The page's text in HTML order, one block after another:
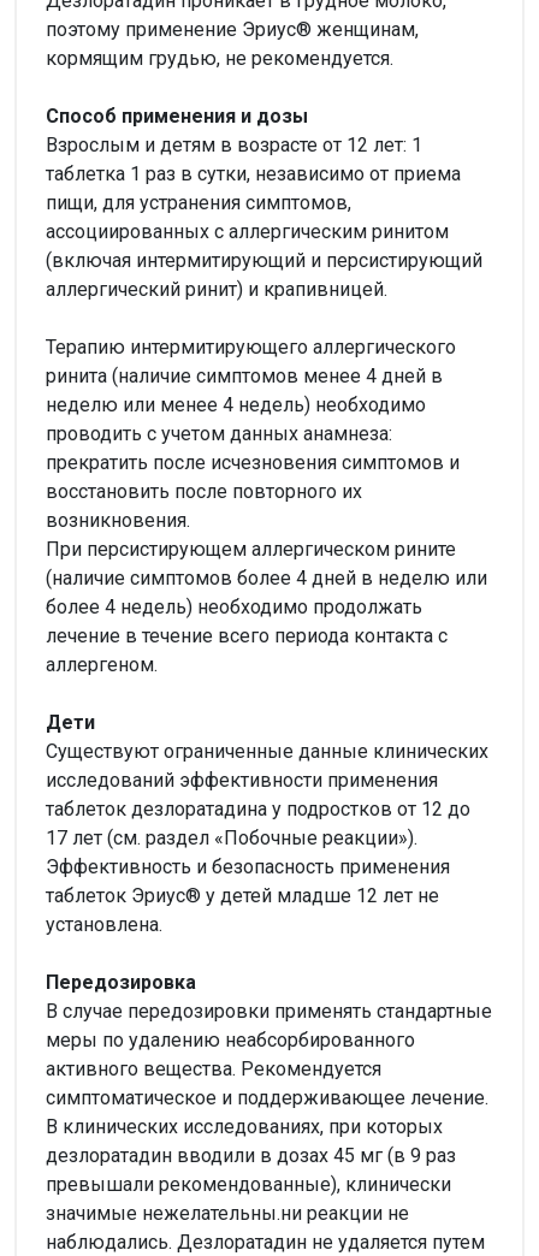
поэтому применение Эриус® женщинам,
кормящим грудью, не рекомендуется.
Способ применения и дозы
Взрослым и детям в возрасте от 12 лет: 1
таблетка 1 раз в сутки, независимо от приема
пищи, для устранения симптомов,
ассоциированных с аллергическим ринитом
(включая интермитирующий и персистирующий
аллергический ринит) и крапивницей.
Терапию интермитирующего аллергического
ринита (наличие симптомов менее 4 дней в
неделю или менее 4 недель) необходимо
проводить с учетом данных анамнеза:
прекратить после исчезновения симптомов и
восстановить после повторного их
возникновения.
При персистирующем аллергическом рините
(наличие симптомов более 4 дней в неделю или
более 4 недель) необходимо продолжать
лечение в течение всего периода контакта с
аллергеном.
Дети
Существуют ограниченные данные клинических
исследований эффективности применения
таблеток дезлоратадина у подростков от 12 до
17 лет (см. раздел «Побочные реакции»).
Эффективность и безопасность применения
таблеток Эриус® у детей младше 12 лет не
установлена.
Передозировка
В случае передозировки применять стандартные
меры по удалению неабсорбированного
активного вещества. Рекомендуется
симптоматическое и поддерживающее лечение.
В клинических исследованиях, при которых
дезлоратадин вводили в дозах 45 мг (в 9 раз
превышали рекомендованные), клинически
значимые нежелательны.ни реакции не
наблюдались. Дезлоратадин не удаляется путем